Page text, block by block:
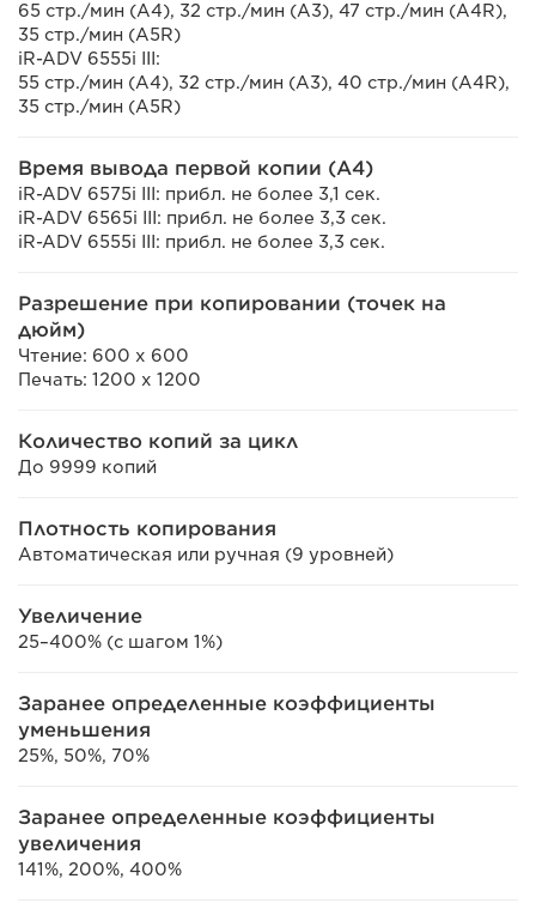
65 стр./мин (A4), 32 стр./мин (A3), 47 стр./мин (A4R),
35 стр./мин (A5R)
iR-ADV 6555i III:
55 стр./мин (A4), 32 стр./мин (A3), 40 стр./мин (A4R),
35 стр./мин (A5R)
Время вывода первой копии (A4)
iR-ADV 6575i III: прибл. не более 3,1 сек.
iR-ADV 6565i III: прибл. не более 3,3 сек.
iR-ADV 6555i III: прибл. не более 3,3 сек.
Разрешение при копировании (точек на
дюйм)
Чтение: 600 x 600
Печать: 1200 x 1200
Количество копий за цикл
До 9999 копий
Плотность копирования
Автоматическая или ручная (9 уровней)
Увеличение
25–400% (с шагом 1%)
Заранее определенные коэффициенты
уменьшения
25%, 50%, 70%
Заранее определенные коэффициенты
увеличения
141%, 200%, 400%